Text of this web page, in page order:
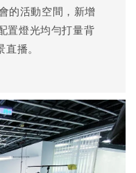
的活動空間，新增
置燈光均勻打量背
播。